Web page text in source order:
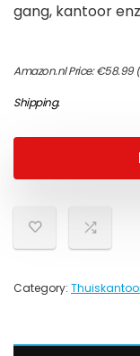
gang, kantoor
Amazon.nl Price:€58.99
Shipping.
Category: